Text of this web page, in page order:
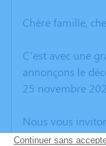
Chère famille,
C’est avec une
annonçons le
25 novembre
Nous vous
vos